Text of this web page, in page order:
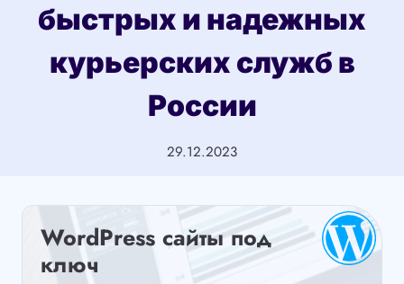
быстрых и надежных
курьерских служб в
России
29.12.2023
WordPress сайты под
ключ